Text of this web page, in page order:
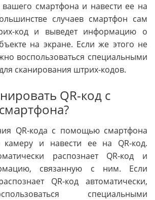
вашего смартфона и навести ее на
случаев смартфон сам
код и выведет информацию о
на экране. Если же этого не
воспользоваться специальными
сканирования штрих-кодов.
QR-код с
QR-кода с помощью смартфона
камеру и навести ее на QR-код.
распознает QR-код и
связанную с ним. Если
QR-код автоматически,
специальными